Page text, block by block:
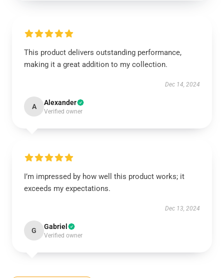
This product delivers outstanding performance,
making it a great addition to my collection.
Dec 14, 2024
A Alexander
Verified owner
I’m impressed by how well this product works; it
exceeds my expectations.
Dec 13, 2024
G Gabriel
Verified owner